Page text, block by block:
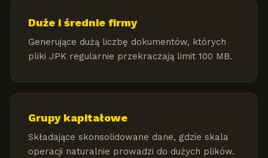
Duże i średnie firmy
Generujące dużą liczbę dokumentów, których
pliki JPK regularnie przekraczają limit 100 MB.
Grupy kapitałowe
Składające skonsolidowane dane, gdzie skala
operacji naturalnie prowadzi do dużych plików.